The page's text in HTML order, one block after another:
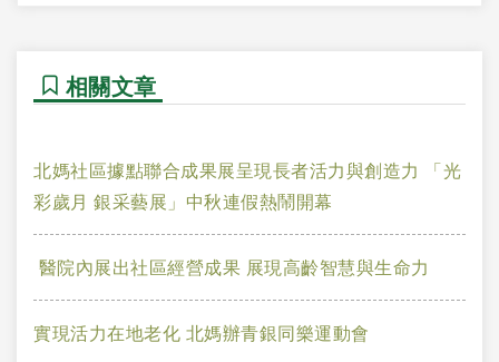
相關文章
北媽社區據點聯合成果展呈現長者活力與創造力 「光
彩歲月 銀采藝展」中秋連假熱鬧開幕
醫院內展出社區經營成果 展現高齡智慧與生命力
實現活力在地老化 北媽辦青銀同樂運動會